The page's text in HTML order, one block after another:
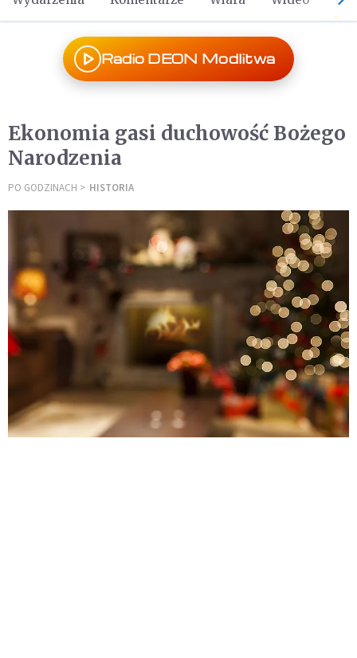
Radio DEON Modlitwa
Ekonomia gasi duchowość Bożego
Narodzenia
PO GODZINACH HISTORIA